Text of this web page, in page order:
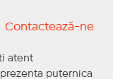
Contactează-ne
atent
puternica